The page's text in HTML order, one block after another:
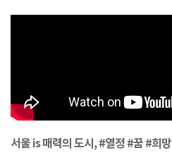
포
서울 is 매력의 도시, #열정 #꿈 #희망